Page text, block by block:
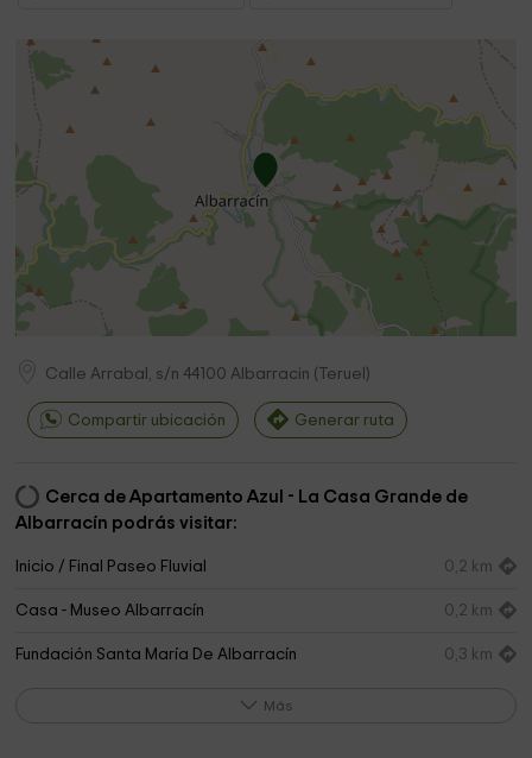
Calle Arrabal, s/n 44100 Albarracin ( Teruel )
Compartir ubicación Generar ruta
Cerca de Apartamento Azul - La Casa Grande de
Albarracín podrás visitar:
Inicio / Final Paseo Fluvial 0,2 km
Casa - Museo Albarracín 0,2 km
Fundación Santa María De Albarracín 0,3 km
Parroquia de Santa María y Santiago
Más